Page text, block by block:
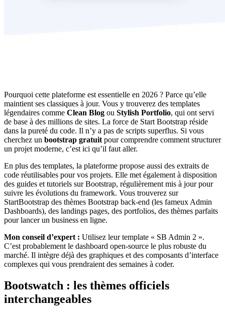
Pourquoi cette plateforme est essentielle en 2026 ? Parce qu’elle
maintient ses classiques à jour. Vous y trouverez des templates
légendaires comme Clean Blog ou Stylish Portfolio, qui ont servi
de base à des millions de sites. La force de Start Bootstrap réside
dans la pureté du code. Il n’y a pas de scripts superflus. Si vous
cherchez un bootstrap gratuit pour comprendre comment structurer
un projet moderne, c’est ici qu’il faut aller.
En plus des templates, la plateforme propose aussi des extraits de
code réutilisables pour vos projets. Elle met également à disposition
des guides et tutoriels sur Bootstrap, régulièrement mis à jour pour
suivre les évolutions du framework. Vous trouverez sur
StartBootstrap des thèmes Bootstrap back-end (les fameux Admin
Dashboards), des landings pages, des portfolios, des thèmes parfaits
pour lancer un business en ligne.
Mon conseil d’expert : Utilisez leur template « SB Admin 2 ».
C’est probablement le dashboard open-source le plus robuste du
marché. Il intègre déjà des graphiques et des composants d’interface
complexes qui vous prendraient des semaines à coder.
Bootswatch : les thèmes officiels
interchangeables